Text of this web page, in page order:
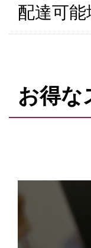
配達可能
お得な